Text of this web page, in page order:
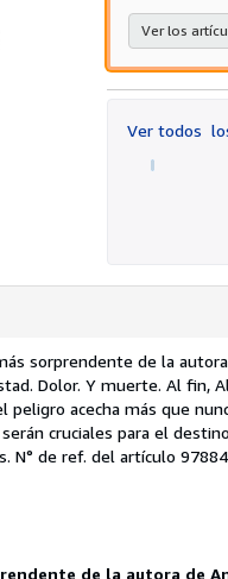
Ver los
Ver todos
sorprendente de la
Dolor. Y muerte. Al fin,
peligro acecha más que
cruciales para el
N° de ref. del artículo
de la autora de